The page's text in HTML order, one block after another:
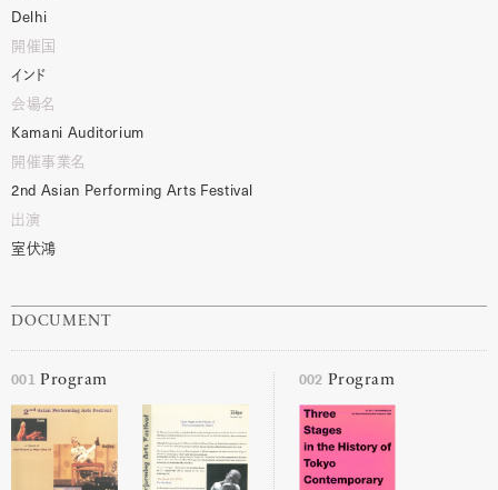
Delhi
開催国
インド
会場名
Kamani Auditorium
開催事業名
2nd Asian Performing Arts Festival
出演
室伏鴻
DOCUMENT
001 Program 002 Program